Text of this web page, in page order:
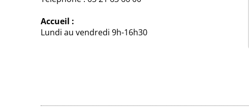
Accueil :
Lundi au vendredi 9h-16h30